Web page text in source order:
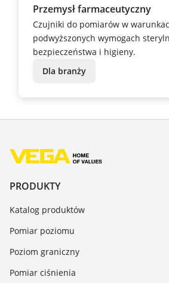
Przemysł farmaceutyczny
Czujniki do pomiarów w
podwyższonych wymogach
bezpieczeństwa i higieny.
Dla branży
PRODUKTY
Katalog produktów
Pomiar poziomu
Poziom graniczny
Pomiar ciśnienia